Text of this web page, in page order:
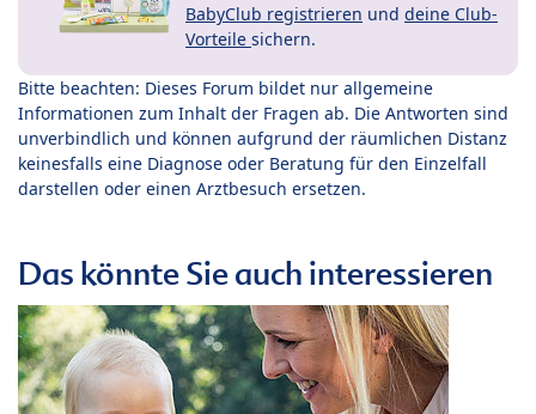
BabyClub registrieren und deine Club-
Vorteile sichern.
Bitte beachten: Dieses Forum bildet nur allgemeine
Informationen zum Inhalt der Fragen ab. Die Antworten sind
unverbindlich und können aufgrund der räumlichen Distanz
keinesfalls eine Diagnose oder Beratung für den Einzelfall
darstellen oder einen Arztbesuch ersetzen.
Das könnte Sie auch interessieren